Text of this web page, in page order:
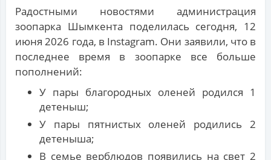
Радостными новостями администрация
зоопарка Шымкента поделилась сегодня, 12
июня 2026 года, в Instagram. Они заявили, что в
последнее время в зоопарке все больше
пополнений:
У пары благородных оленей родился 1
детеныш;
У пары пятнистых оленей родились 2
детеныша;
В семье верблюдов появились на свет 2